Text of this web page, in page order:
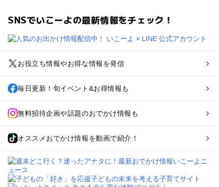
SNSでいこーよの最新情報をチェック！
お役立ち情報やお得な情報を発信
毎日更新！旬イベント&お得情報も
無料招待企画や話題のおでかけ情報も
オススメおでかけ情報を動画で紹介！